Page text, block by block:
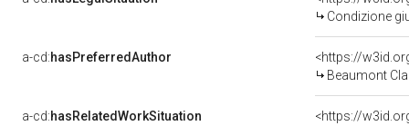
Condizione
a-cd:hasPreferredAuthor
<https://
Beaumont
a-cd:hasRelatedWorkSituation